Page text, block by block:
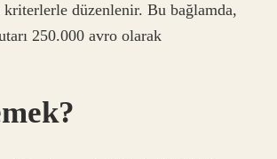
düzenlenir. Bu bağlamda,
250.000 avro olarak